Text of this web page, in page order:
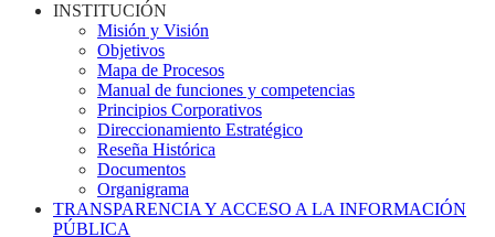
INSTITUCIÓN
Misión y Visión
Objetivos
Mapa de Procesos
Manual de funciones y competencias
Principios Corporativos
Direccionamiento Estratégico
Reseña Histórica
Documentos
Organigrama
TRANSPARENCIA Y ACCESO A LA INFORMACIÓN
PÚBLICA